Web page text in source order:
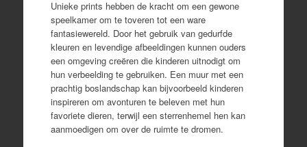
Unieke prints hebben de kracht om een gewone
speelkamer om te toveren tot een ware
fantasiewereld. Door het gebruik van gedurfde
kleuren en levendige afbeeldingen kunnen ouders
een omgeving creëren die kinderen uitnodigt om
hun verbeelding te gebruiken. Een muur met een
prachtig boslandschap kan bijvoorbeeld kinderen
inspireren om avonturen te beleven met hun
favoriete dieren, terwijl een sterrenhemel hen kan
aanmoedigen om over de ruimte te dromen.